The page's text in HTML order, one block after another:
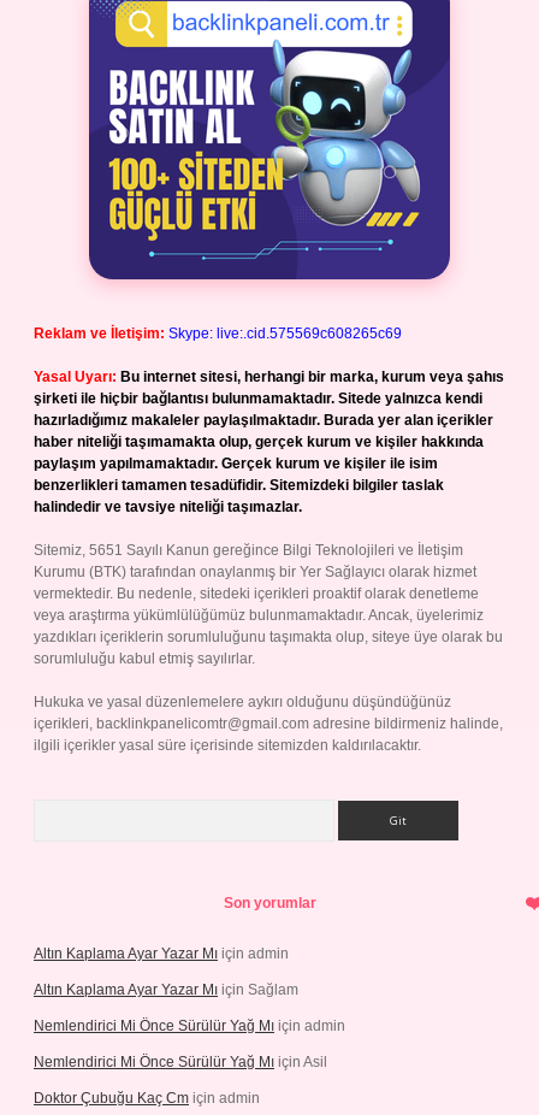
Reklam ve İletişim: Skype: live:.cid.575569c608265c69
Yasal Uyarı: Bu internet sitesi, herhangi bir marka, kurum veya şahıs
şirketi ile hiçbir bağlantısı bulunmamaktadır. Sitede yalnızca kendi
hazırladığımız makaleler paylaşılmaktadır. Burada yer alan içerikler
haber niteliği taşımamakta olup, gerçek kurum ve kişiler hakkında
paylaşım yapılmamaktadır. Gerçek kurum ve kişiler ile isim
benzerlikleri tamamen tesadüfidir. Sitemizdeki bilgiler taslak
halindedir ve tavsiye niteliği taşımazlar.
Sitemiz, 5651 Sayılı Kanun gereğince Bilgi Teknolojileri ve İletişim
Kurumu (BTK) tarafından onaylanmış bir Yer Sağlayıcı olarak hizmet
vermektedir. Bu nedenle, sitedeki içerikleri proaktif olarak denetleme
veya araştırma yükümlülüğümüz bulunmamaktadır. Ancak, üyelerimiz
yazdıkları içeriklerin sorumluluğunu taşımakta olup, siteye üye olarak bu
sorumluluğu kabul etmiş sayılırlar.
Hukuka ve yasal düzenlemelere aykırı olduğunu düşündüğünüz
içerikleri, backlinkpanelicomtr@gmail.com adresine bildirmeniz halinde,
ilgili içerikler yasal süre içerisinde sitemizden kaldırılacaktır.
Son yorumlar
Altın Kaplama Ayar Yazar Mı için admin
Altın Kaplama Ayar Yazar Mı için Sağlam
Nemlendirici Mi Önce Sürülür Yağ Mı için admin
Nemlendirici Mi Önce Sürülür Yağ Mı için Asil
Doktor Çubuğu Kaç Cm için admin